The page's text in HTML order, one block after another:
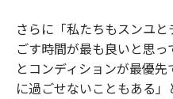
さらに「私たちもスンユ
ごす時間が最も良いと思
とコンディションが最優
に過ごせないこともある」